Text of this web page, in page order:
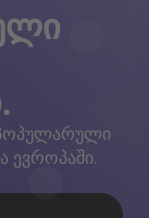
ევროპაში.